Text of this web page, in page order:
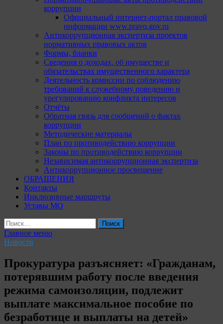
коррупции
Официальный интернет-портал правовой
информации www.pravo.gov.ru
Антикоррупционная экспертиза проектов
нормативных правовых актов
Формы, бланки
Сведения о доходах, об имуществе и
обязательствах имущественного характера
Деятельность комиссии по соблюдению
требований к служебному поведению и
урегулированию конфликта интересов
Отчёты
Обратная связь для сообщений о фактах
коррупции
Методические материалы
План по противодействию коррупции
Законы по противодействию коррупции
Независимая антикоррупционная экспертиза
Антикоррупционное просвещение
ОБРАЩЕНИЯ
Контакты
Инклюзивные маршруты
Уставы МО
Найти:
Главное меню
Новости
Прокуратура разъясняет: «Гражданам,
потерявшим работу после введения
режима самоизоляции, подлежит
выплате максимальное пособие по
безработице и выплаты на детей»